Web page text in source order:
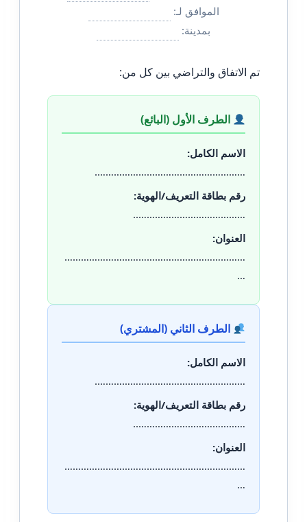
الموافق لـ:
بمدينة:
تم الاتفاق والتراضي بين كل من:
الطرف الأول (البائع)
الاسم الكامل:
……………………………………………….
رقم بطاقة التعريف/الهوية:
…………………………………..
العنوان:
…………………………………………………………
…
الطرف الثاني (المشتري)
الاسم الكامل:
……………………………………………….
رقم بطاقة التعريف/الهوية:
…………………………………..
العنوان:
…………………………………………………………
…